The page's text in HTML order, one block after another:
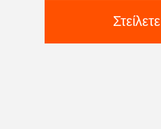
Στείλετε